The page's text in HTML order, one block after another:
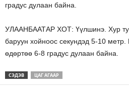
градус дулаан байна.
УЛААНБААТАР ХОТ: Үүлшинэ. Хур
баруун хойноос секундэд 5-10 метр.
өдөртөө 6-8 градус дулаан байна.
СЭДЭВ ЦАГ АГААР